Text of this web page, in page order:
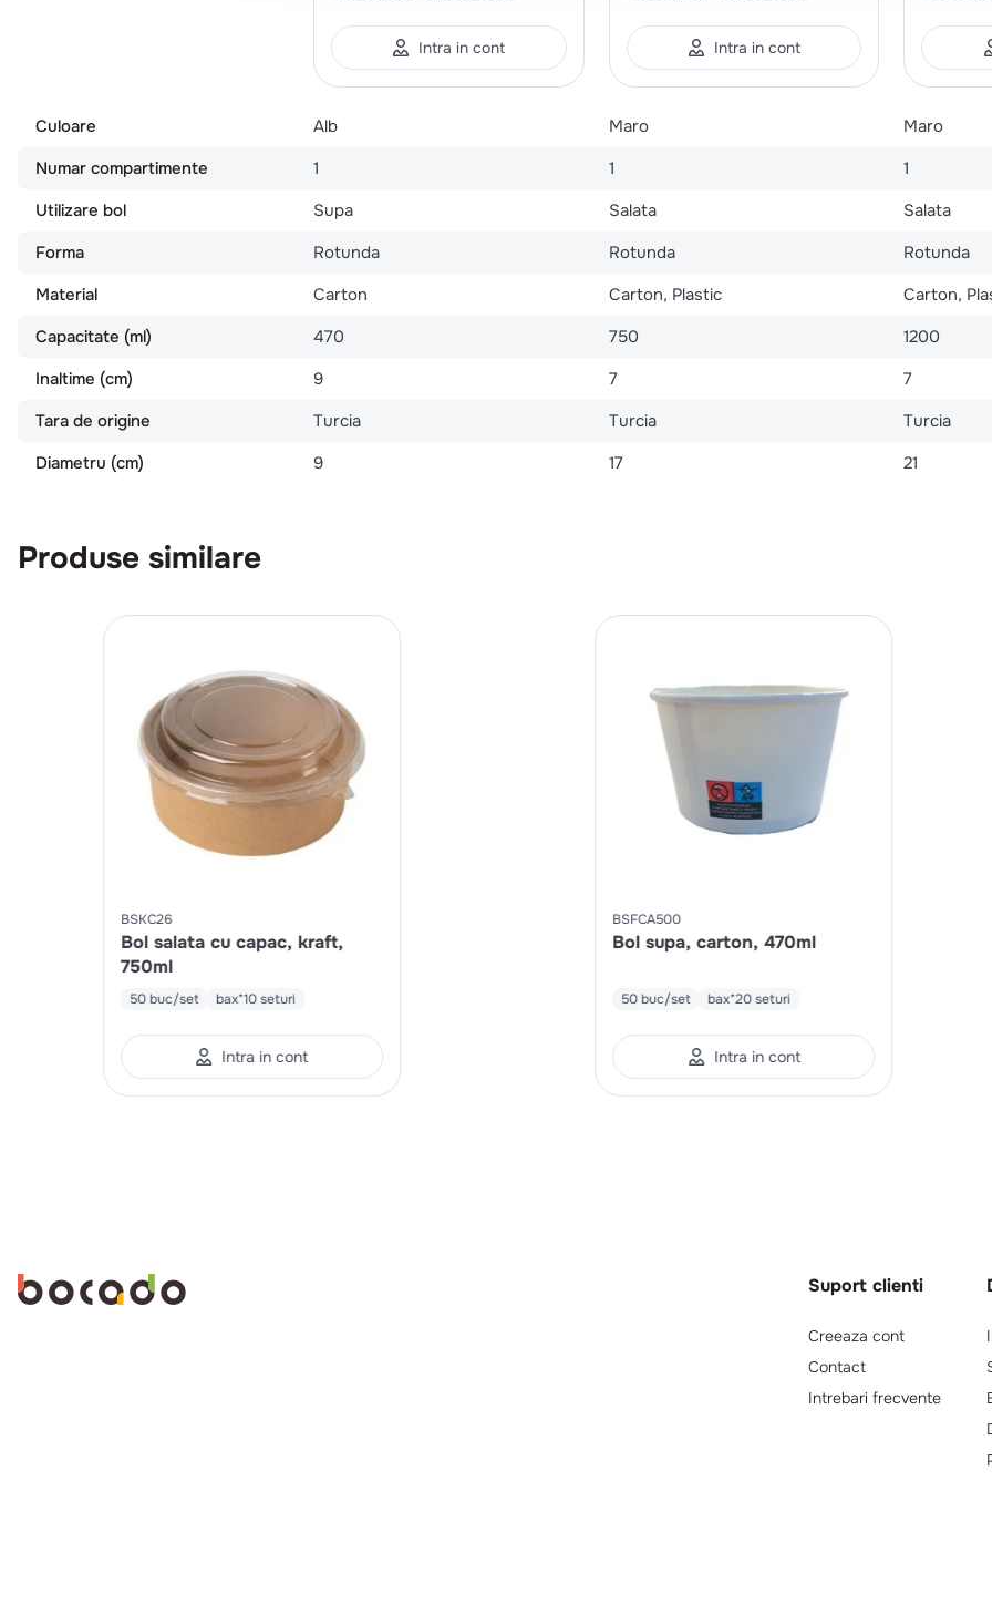
Intra in cont Intra in cont
Culoare Alb Maro
Maro
Numar compartimente
1 1
1
Utilizare bol
Supa Salata
Salata
Forma
Rotunda Rotunda
Rotunda
Material
Carton Carton, Plastic
Carton,
Capacitate (ml)
470 750
1200
Inaltime (cm)
9 7
7
Tara de origine
Turcia Turcia
Turcia
Diametru (cm)
9 17 21
Produse similare
BSKC26
Bol salata cu capac, kraft,
750ml
50 buc/set bax*10 seturi
Intra in cont
BSFCA500
Bol supa, carton, 470ml
50 buc/set bax*20 seturi
Intra in cont
Suport clienti
Creeaza cont
Contact
Intrebari frecvente